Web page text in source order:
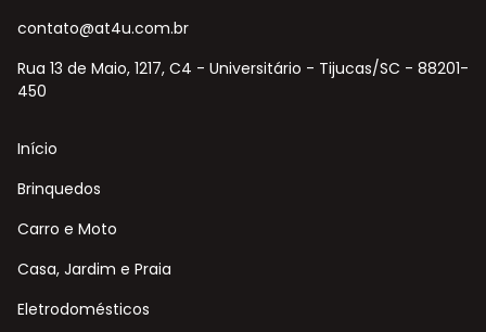
contato@at4u.com.br
Rua 13 de Maio, 1217, C4 - Universitário - Tijucas/SC - 88201-
450
Início
Brinquedos
Carro e Moto
Casa, Jardim e Praia
Eletrodomésticos